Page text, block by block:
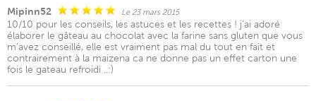
Mipinn52 Le 23 mars 2015
10/10 pour les conseils, les astuces et les recettes ! j'ai adoré
élaborer le gâteau au chocolat avec la farine sans gluten que vous
m'avez conseillé, elle est vraiment pas mal du tout en fait et
contrairement à la maizena ca ne donne pas un effet carton une
fois le gateau refroidi ..:)